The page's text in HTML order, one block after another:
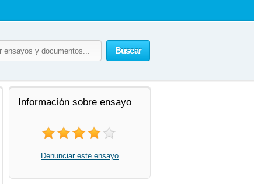
Buscar
Información sobre ensayo
Denunciar este ensayo